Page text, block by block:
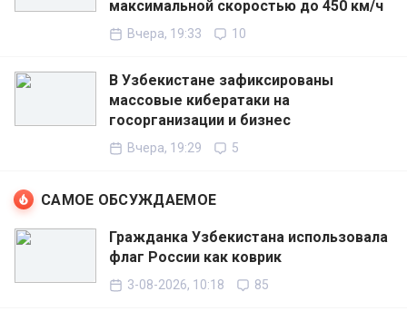
максимальной скоростью до 450 км/ч
Вчера, 19:33 10
В Узбекистане зафиксированы
массовые кибератаки на
госорганизации и бизнес
Вчера, 19:29 5
САМОЕ ОБСУЖДАЕМОЕ
Гражданка Узбекистана использовала
флаг России как коврик
3-08-2026, 10:18 85